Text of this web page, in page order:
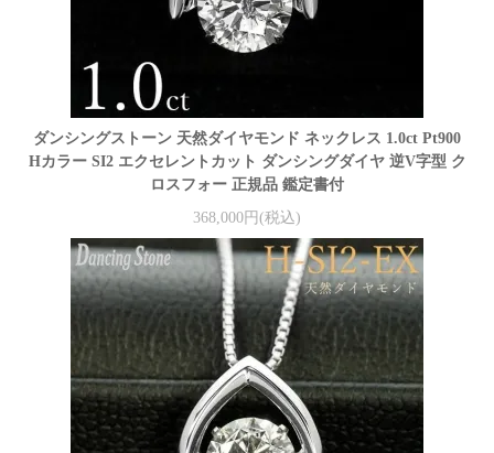
ダンシングストーン 天然ダイヤモンド ネックレス 1.0ct Pt900
Hカラー SI2 エクセレントカット ダンシングダイヤ 逆V字型 ク
ロスフォー 正規品 鑑定書付
368,000円(税込)